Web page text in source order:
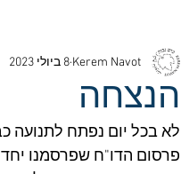
הנצחה
Kerem Navot 8 ביולי 2023
לא בכל יום נפתח לתנועה
פרסום הדו"ח שפרסמנו